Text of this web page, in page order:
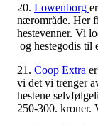
20. Lowenborg
nærområde. Her
hestevenner. Vi
og hestegodis til
21. Coop Extra
vi det vi trenger
hestene
250-300. kroner.